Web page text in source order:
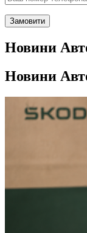
Новини
Новини